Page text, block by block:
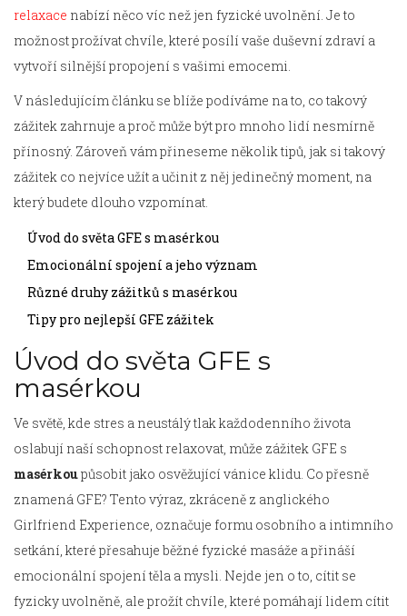
relaxace nabízí něco víc než jen fyzické uvolnění. Je to
možnost prožívat chvíle, které posílí vaše duševní zdraví a
vytvoří silnější propojení s vašimi emocemi.
V následujícím článku se blíže podíváme na to, co takový
zážitek zahrnuje a proč může být pro mnoho lidí nesmírně
přínosný. Zároveň vám přineseme několik tipů, jak si takový
zážitek co nejvíce užít a učinit z něj jedinečný moment, na
který budete dlouho vzpomínat.
Úvod do světa GFE s masérkou
Emocionální spojení a jeho význam
Různé druhy zážitků s masérkou
Tipy pro nejlepší GFE zážitek
Úvod do světa GFE s
masérkou
Ve světě, kde stres a neustálý tlak každodenního života
oslabují naší schopnost relaxovat, může zážitek GFE s
masérkoupůsobit jako osvěžující vánice klidu. Co přesně
znamená GFE? Tento výraz, zkráceně z anglického
Girlfriend Experience, označuje formu osobního a intimního
setkání, které přesahuje běžné fyzické masáže a přináší
emocionální spojení těla a mysli. Nejde jen o to, cítit se
fyzicky uvolněně, ale prožít chvíle, které pomáhají lidem cítit